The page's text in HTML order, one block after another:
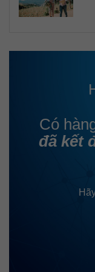
Có
đã kết